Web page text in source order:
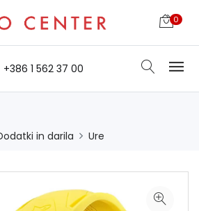
0
+386 1 562 37 00
in darila Ure